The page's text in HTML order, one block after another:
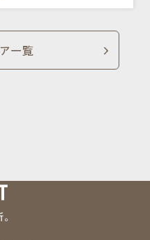
一覧